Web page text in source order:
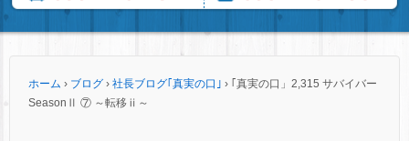
ホーム › ブログ › 社長ブログ｢真実の口｣ › ｢真実の口」2,315 サバイバー
SeasonⅡ ⑦ ～転移ⅱ～